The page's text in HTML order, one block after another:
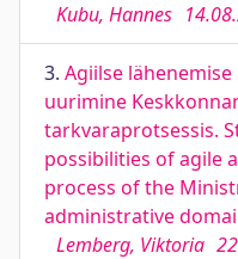
Kubu, Hannes
3. Agiilse
uurimine
tarkvaraprotsessis.
possibilities of agile
process of the
administrative
Lemberg, Viktoria